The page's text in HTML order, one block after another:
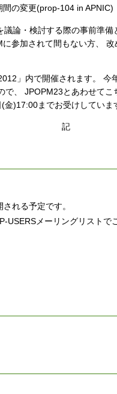
の変更(prop-104 in APNIC)
論・検討する際の事前準
参加されて間もない方、
」内で開催されます。 今
、 JPOPM23とあわせて
)17:00までお受けしていま
記
れる予定です。
USERSメーリングリスト